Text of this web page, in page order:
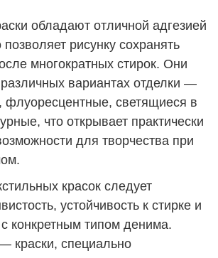
обладают отличной адгезией
рисунку сохранять
многократных стирок. Они
вариантах отделки —
флуоресцентные, светящиеся в
что открывает практически
для творчества при
красок следует
устойчивость к стирке и
конкретным типом денима.
краски, специально